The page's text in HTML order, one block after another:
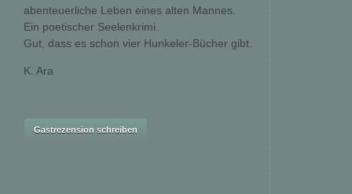
abenteuerliche Leben eines alten Mannes.
Ein poetischer Seelenkrimi.
Gut, dass es schon vier Hunkeler-Bücher gibt.
K. Ara